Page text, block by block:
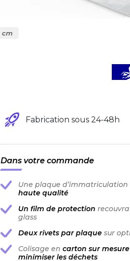
cm
Fabrication sous 24-48h
Dans votre commande
Une plaque d’immatriculation
haute qualité
Un film de protection
glass
Deux rivets par plaquesur
Colisage en carton sur
minimiser les déchets